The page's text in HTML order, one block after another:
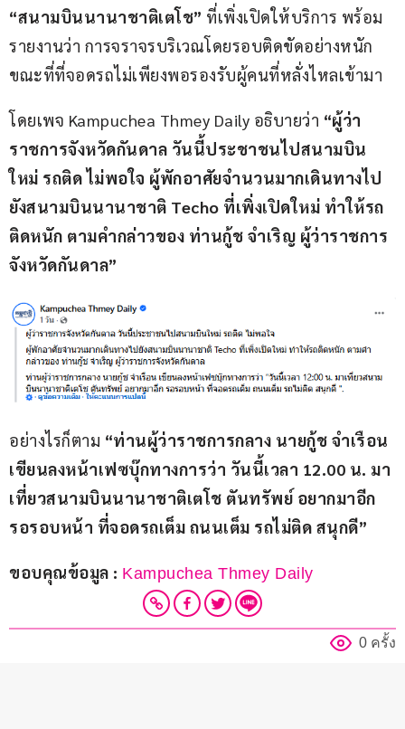
“สนามบินนานาชาติเตโช” ที่เพิ่งเปิดให้บริการ พร้อม
รายงานว่า การจราจรบริเวณโดยรอบติดขัดอย่างหนัก
ขณะที่ที่จอดรถไม่เพียงพอรองรับผู้คนที่หลั่งไหลเข้ามา
โดยเพจ Kampuchea Thmey Daily อธิบายว่า “ผู้ว่า
ราชการจังหวัดกันดาล วันนี้ประชาชนไปสนามบิน
ใหม่ รถติด ไม่พอใจ ผู้พักอาศัยจํานวนมากเดินทางไป
ยังสนามบินนานาชาติ Techo ที่เพิ่งเปิดใหม่ ทําให้รถ
ติดหนัก ตามคํากล่าวของ ท่านกู้ช จําเริญ ผู้ว่าราชการ
จังหวัดกันดาล”
อย่างไรก็ตาม “ท่านผู้ว่าราชการกลาง นายกู้ช จําเรือน
เขียนลงหน้าเฟซบุ๊กทางการว่า วันนี้เวลา 12.00 น. มา
เที่ยวสนามบินนานาชาติเตโช ตันทรัพย์ อยากมาอีก
รอรอบหน้า ที่จอดรถเต็ม ถนนเต็ม รถไม่ติด สนุกดี”
ขอบคุณข้อมูล : Kampuchea Thmey Daily
0 ครั้ง